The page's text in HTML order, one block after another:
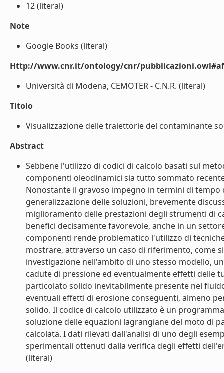
12 (literal)
Note
Google Books (literal)
Http://www.cnr.it/ontology/cnr/
Università di Modena, CEMOTER - C.N.R. (literal)
Titolo
Visualizzazione delle traiettorie del contaminante
Abstract
Sebbene l'utilizzo di codici di calcolo basati sul
componenti oleodinamici sia tutto sommato
Nonostante il gravoso impegno in termini di
generalizzazione delle soluzioni, brevemente
miglioramento delle prestazioni degli strumenti di
benefici decisamente favorevole, anche in un
componenti rende problematico l'utilizzo di
mostrare, attraverso un caso di riferimento, come
investigazione nell'ambito di uno stesso modello,
cadute di pressione ed eventualmente effetti delle
particolato solido inevitabilmente presente nel
eventuali effetti di erosione conseguenti, almeno
solido. Il codice di calcolo utilizzato è un
soluzione delle equazioni lagrangiane del moto di
calcolata. I dati rilevati dall'analisi di uno degli
sperimentali ottenuti dalla verifica degli effetti
(literal)